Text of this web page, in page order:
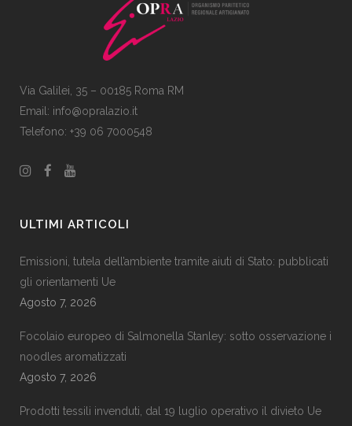
Via Galilei, 35 – 00185 Roma RM
Email: info@opralazio.it
Telefono: +39 06 7000548
ULTIMI ARTICOLI
Emissioni, tutela dell’ambiente tramite aiuti di Stato: pubblicati
gli orientamenti Ue
Agosto 7, 2026
Focolaio europeo di Salmonella Stanley: sotto osservazione i
noodles aromatizzati
Agosto 7, 2026
Prodotti tessili invenduti, dal 19 luglio operativo il divieto Ue